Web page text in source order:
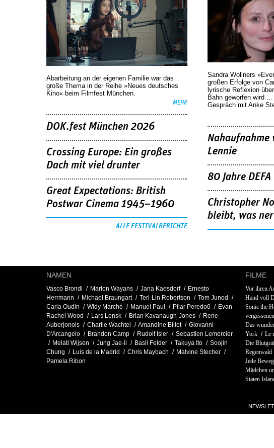
Abarbeitung an der eigenen Familie war das
große Thema in der Reihe »Neues deutsches
Kino« beim Filmfest München.
MEHR
DOK.fest München 2026
Crossing Europe: Ein großes
Dach mit viel drunter
Great Expectations: British
Postwar Cinema 1945–1960
ALLE FESTIVALBERICHTE
Sandra Wollners
großen Erfolge von
lyrische Reflexion
Bahn geworfen wird
Gespräch mit Anke
Nahaufnahme
Lennie
80 Jahre DEFA
Christopher
bleibt, was
NAMEN
Vasco Brondi Marlon Wayans Jana Kaesdorf
Ernesto
Herrmann
Michael Braungart Teri-Lin Robertson
Tom Junod
Carla Oudin
Widy Marché Manuel Paul Pilar Peredo0
Evan
Rachel Wood
Lars Lensk Brian Kavanaugh-Jones
Rene
Auberjonois
Charlie Wachtel Amandine Billot
Giovanni
D'Arcangelo
Brandon Camp Rudolf Isler
Sebastien Lemercier
Melati Wijsen
Jung Jae-il Basil Felder Takuya Ito
Soojin
Chung
Luis de la Madrid Chris Maybach
Malvine Stecher
Pamela Ribon
FILME
Vor ihren
Hand voll
Sonic the
Das
York
Le
Die
Regenwald
Jede
Mädchen
Staten